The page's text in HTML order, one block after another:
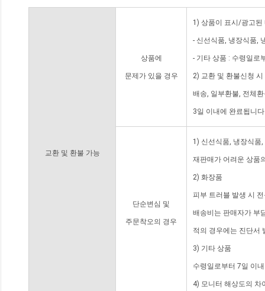
교환 및 환불 가능
상품에
문제가 있을 경우
1) 상품이 표시/광고된
- 신선식품, 냉장식품,
- 기타 상품 : 수령일로
2) 교환 및 환불신청
배송, 일부환불, 전체
3일 이내에 완료됩니
단순변심 및
주문착오의 경우
1) 신선식품, 냉장식품
재판매가 어려운 상품
2) 화장품
피부 트러블 발생 시
배송비는 판매자가 부
적의 경우에는 진단서
3) 기타 상품
수령일로부터 7일 이
4) 모니터 해상도의 차